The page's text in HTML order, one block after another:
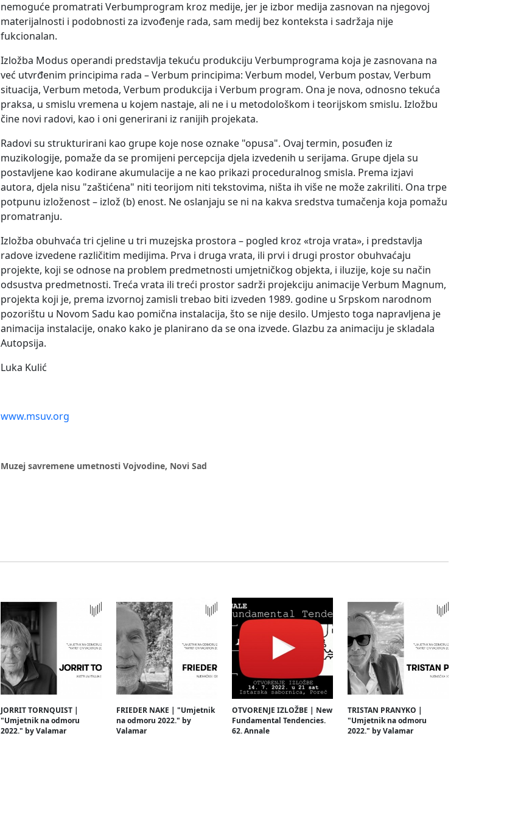
nemoguće promatrati Verbumprogram kroz medije, jer je izbor medija zasnovan na njegovoj
materijalnosti i podobnosti za izvođenje rada, sam medij bez konteksta i sadržaja nije
fukcionalan.
Izložba Modus operandi predstavlja tekuću produkciju Verbumprograma koja je zasnovana na
već utvrđenim principima rada – Verbum principima: Verbum model, Verbum postav, Verbum
situacija, Verbum metoda, Verbum produkcija i Verbum program. Ona je nova, odnosno tekuća
praksa, u smislu vremena u kojem nastaje, ali ne i u metodološkom i teorijskom smislu. Izložbu
čine novi radovi, kao i oni generirani iz ranijih projekata.
Radovi su strukturirani kao grupe koje nose oznake "opusa". Ovaj termin, posuđen iz
muzikologije, pomaže da se promijeni percepcija djela izvedenih u serijama. Grupe djela su
postavljene kao kodirane akumulacije a ne kao prikazi proceduralnog smisla. Prema izjavi
autora, djela nisu "zaštićena" niti teorijom niti tekstovima, ništa ih više ne može zakriliti. Ona trpe
potpunu izloženost – izlož (b) enost. Ne oslanjaju se ni na kakva sredstva tumačenja koja pomažu
promatranju.
Izložba obuhvaća tri cjeline u tri muzejska prostora – pogled kroz «troja vrata», i predstavlja
radove izvedene različitim medijima. Prva i druga vrata, ili prvi i drugi prostor obuhvaćaju
projekte, koji se odnose na problem predmetnosti umjetničkog objekta, i iluzije, koje su način
odsustva predmetnosti. Treća vrata ili treći prostor sadrži projekciju animacije Verbum Magnum,
projekta koji je, prema izvornoj zamisli trebao biti izveden 1989. godine u Srpskom narodnom
pozorištu u Novom Sadu kao pomična instalacija, što se nije desilo. Umjesto toga napravljena je
animacija instalacije, onako kako je planirano da se ona izvede. Glazbu za animaciju je skladala
Autopsija.
Luka Kulić
www.msuv.org
Muzej savremene umetnosti Vojvodine, Novi Sad
JORRIT TORNQUIST |
"Umjetnik na odmoru
2022." by Valamar
FRIEDER NAKE | "Umjetnik
na odmoru 2022." by
Valamar
OTVORENJE IZLOŽBE | New
Fundamental Tendencies.
62. Annale
TRISTAN PRANYKO |
"Umjetnik na odmoru
2022." by Valamar